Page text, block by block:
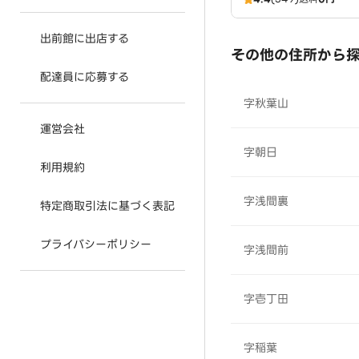
出前館に出店する
配達員に応募する
運営会社
利用規約
特定商取引法に基づく表記
プライバシーポリシー
その他の住所から
字秋葉山
字朝日
字浅間裏
字浅間前
字壱丁田
字稲葉